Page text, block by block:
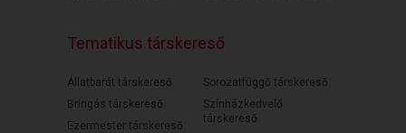
Tematikus társkereső
Állatbarát társkereső
Bringás társkereső
Ezermester társkereső
Sorozatfüggő társkereső
Színházkedvelő
társkereső